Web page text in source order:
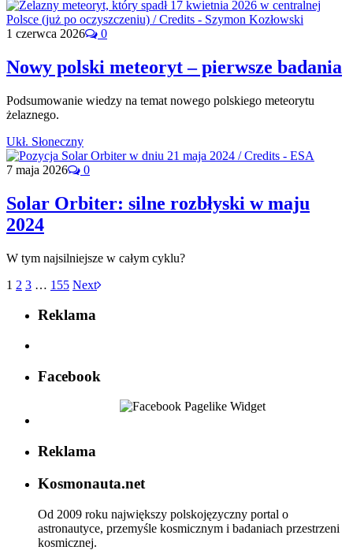
1 czerwca 2026 0
Nowy polski meteoryt – pierwsze badania
Podsumowanie wiedzy na temat nowego polskiego meteorytu
żelaznego.
Ukł. Słoneczny
7 maja 2026 0
Solar Orbiter: silne rozbłyski w maju
2024
W tym najsilniejsze w całym cyklu?
1 2 3 … 155 Next
Reklama
Facebook
Reklama
Kosmonauta.net
Od 2009 roku największy polskojęzyczny portal o
astronautyce, przemyśle kosmicznym i badaniach przestrzeni
kosmicznej.